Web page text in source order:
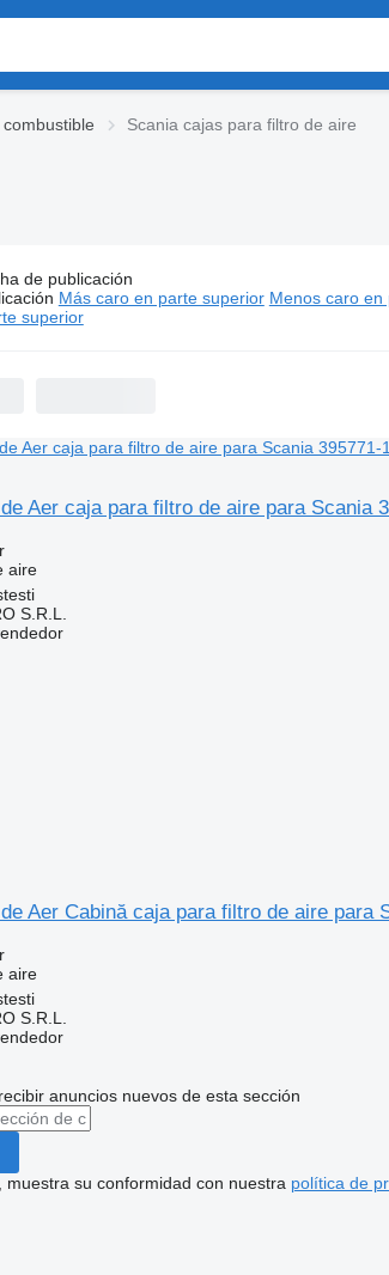
Scania cajas para filtro de aire
Scania cajas para filtro de aire
- ARS 1.500.000
de publicación
Más caro en parte superior Menos caro
superior
Aer caja para filtro de aire para Scania
aire
S.R.L.
Aer Cabină caja para filtro de aire para
aire
S.R.L.
anuncios nuevos de esta sección
muestra su conformidad con nuestra política de